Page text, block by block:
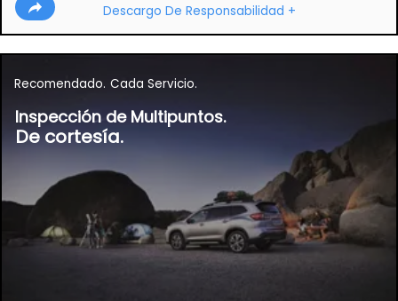
Descargo De Responsabilidad +
Recomendado. Cada Servicio.
Inspección de Multipuntos.
De cortesía.